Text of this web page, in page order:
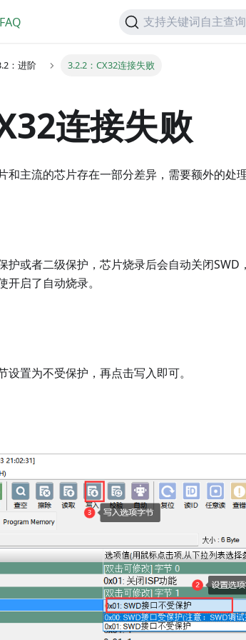
FAQ 支持关键词自主查询
：进阶 3.2.2：CX32连接失败
连接失败
和主流的芯片存在一部分差异，需要额外的处
护或者二级保护，芯片烧录后会自动关闭SWD
启了自动烧录。
置为不受保护，再点击写入即可。